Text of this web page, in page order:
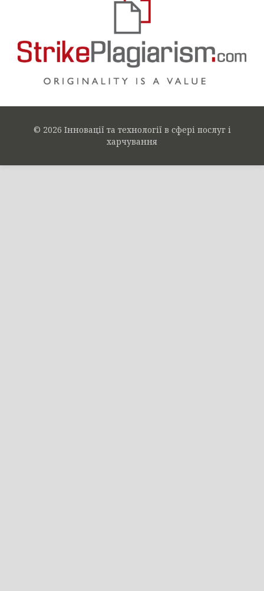
© 2026 Інновації та технології в сфері послуг і
харчування